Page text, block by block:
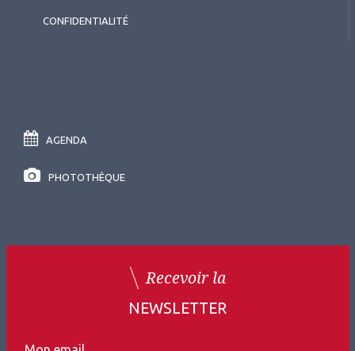
CONFIDENTIALITÉ
AGENDA
PHOTOTHÈQUE
Recevoir la
NEWSLETTER